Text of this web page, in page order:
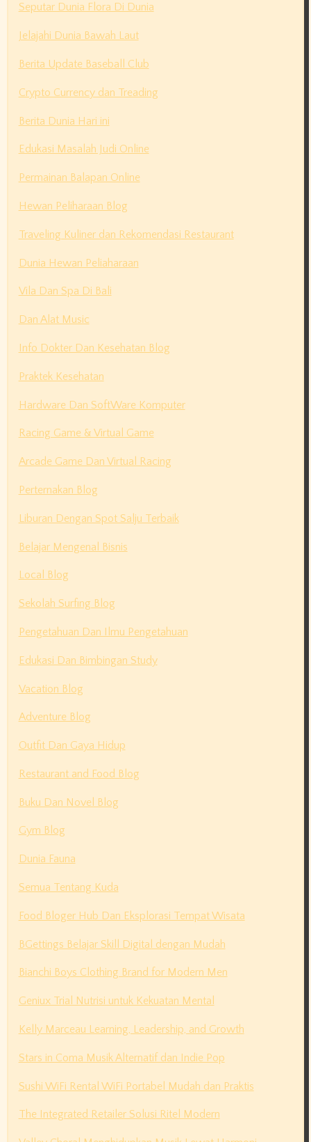
Seputar Dunia Flora Di Dunia
Jelajahi Dunia Bawah Laut
Berita Update Baseball Club
Crypto Currency dan Treading
Berita Dunia Hari ini
Edukasi Masalah Judi Online
Permainan Balapan Online
Hewan Peliharaan Blog
Traveling Kuliner dan Rekomendasi Restaurant
Dunia Hewan Peliaharaan
Vila Dan Spa Di Bali
Dan Alat Music
Info Dokter Dan Kesehatan Blog
Praktek Kesehatan
Hardware Dan SoftWare Komputer
Racing Game & Virtual Game
Arcade Game Dan Virtual Racing
Perternakan Blog
Liburan Dengan Spot Salju Terbaik
Belajar Mengenal Bisnis
Local Blog
Sekolah Surfing Blog
Pengetahuan Dan Ilmu Pengetahuan
Edukasi Dan Bimbingan Study
Vacation Blog
Adventure Blog
Outfit Dan Gaya Hidup
Restaurant and Food Blog
Buku Dan Novel Blog
Gym Blog
Dunia Fauna
Semua Tentang Kuda
Food Bloger Hub Dan Eksplorasi Tempat Wisata
BGettings Belajar Skill Digital dengan Mudah
Bianchi Boys Clothing Brand for Modern Men
Geniux Trial Nutrisi untuk Kekuatan Mental
Kelly Marceau Learning, Leadership, and Growth
Stars in Coma Musik Alternatif dan Indie Pop
Sushi WiFi Rental WiFi Portabel Mudah dan Praktis
The Integrated Retailer Solusi Ritel Modern